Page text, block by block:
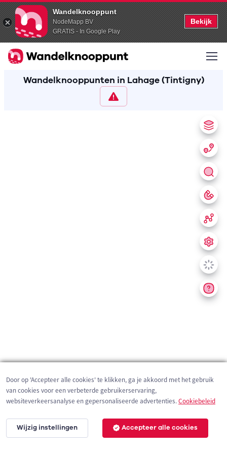
Wandelknooppunt
NodeMapp BV
GRATIS - In Google Play
Bekijk
Wandelknooppunten in Lahage (Tintigny)
200 m
Door op 'Accepteer alle cookies' te klikken, ga je akkoord met het gebruik
van cookies voor een verbeterde gebruikerservaring,
websiteverkeersanalyse en gepersonaliseerde advertenties.Cookiebeleid
Wijzig instellingen Accepteer alle cookies